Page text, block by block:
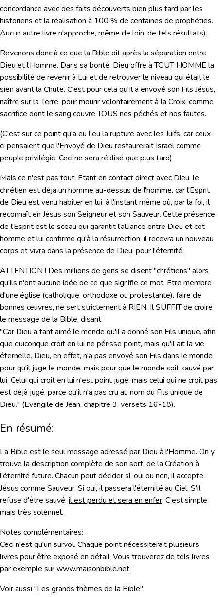
concordance avec des faits découverts bien plus tard par les
historiens et la réalisation à 100 % de centaines de prophéties.
Aucun autre livre n'approche, même de loin, de tels résultats).
Revenons donc à ce que la Bible dit après la séparation entre
Dieu et l'Homme. Dans sa bonté, Dieu offre à TOUT HOMME la
possibilité de revenir à Lui et de retrouver le niveau qui était le
sien avant la Chute. C'est pour cela qu'Il a envoyé son Fils Jésus,
naître sur la Terre, pour mourir volontairement à la Croix, comme
sacrifice dont le sang couvre TOUS nos péchés et nos fautes.
(C'est sur ce point qu'a eu lieu la rupture avec les Juifs, car ceux-
ci pensaient que l'Envoyé de Dieu restaurerait Israël comme
peuple privilégié. Ceci ne sera réalisé que plus tard).
Mais ce n'est pas tout. Etant en contact direct avec Dieu, le
chrétien est déjà un homme au-dessus de l'homme, car l'Esprit
de Dieu est venu habiter en lui, à l'instant même où, par la foi, il
reconnaît en Jésus son Seigneur et son Sauveur. Cette présence
de l'Esprit est le sceau qui garantit l'alliance entre Dieu et cet
homme et lui confirme qu'à la résurrection, il recevra un nouveau
corps et vivra dans la présence de Dieu, pour l'éternité.
ATTENTION ! Des millions de gens se disent "chrétiens" alors
qu'ils n'ont aucune idée de ce que signifie ce mot. Etre membre
d'une église (catholique, orthodoxe ou protestante), faire de
bonnes œuvres, ne sert strictement à RIEN. Il SUFFIT de croire
le message de la Bible, disant:
"Car Dieu a tant aimé le monde qu'il a donné son Fils unique, afin
que quiconque croit en lui ne périsse point, mais qu'il ait la vie
éternelle. Dieu, en effet, n'a pas envoyé son Fils dans le monde
pour qu'il juge le monde, mais pour que le monde soit sauvé par
lui. Celui qui croit en lui n'est point jugé; mais celui qui ne croit pas
est déjà jugé, parce qu'il n'a pas cru au nom du Fils unique de
Dieu." (Evangile de Jean, chapitre 3, versets 16-18).
En résumé:
La Bible est le seul message adressé par Dieu à l'Homme. On y
trouve la description complète de son sort, de la Création à
l'éternité future. Chacun peut décider si, oui ou non, il accepte
Jésus comme Sauveur. Si oui, il passera l'éternité au Ciel. S'il
refuse d'être sauvé, il est perdu et sera en enfer. C'est simple,
mais très solennel.
Notes complémentaires:
Ceci n'est qu'un survol. Chaque point nécessiterait plusieurs
livres pour être exposé en détail. Vous trouverez de tels livres
par exemple surwww.maisonbible.net
Voir aussi "Les grands thèmes de la Bible".